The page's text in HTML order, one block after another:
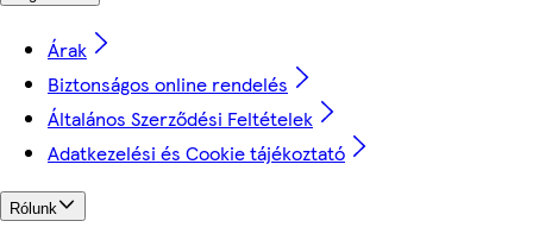
Árak
Biztonságos online rendelés
Általános Szerződési Feltételek
Adatkezelési és Cookie tájékoztató
Rólunk